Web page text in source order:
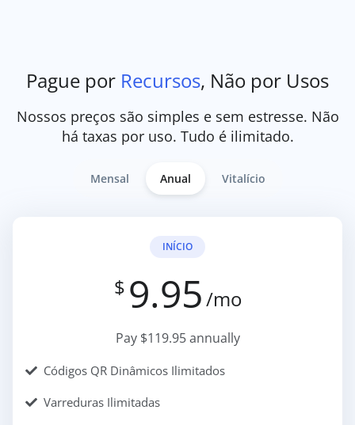
Pague por Recursos, Não por Usos
Nossos preços são simples e sem estresse. Não
há taxas por uso. Tudo é ilimitado.
Mensal Anual Vitalício
INÍCIO
$ 9.95/mo
Pay $119.95 annually
Códigos QR Dinâmicos Ilimitados
Varreduras Ilimitadas